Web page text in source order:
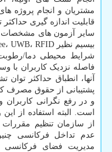
مشتریان و انجام پروژه
قابلیت اندازه گیری
سایر آزمون های مشخصات
شرایط محیطی دما/
فاصله نزدیک کاربران با
آنها، انطباق حداکثر توان
پشتیبانی از حقوق مصرف
و در رفع نگرانی
است. البته استفاده از
از سازمان تنظیم
عدم تداخل فرکانسی
مدیریت فضای